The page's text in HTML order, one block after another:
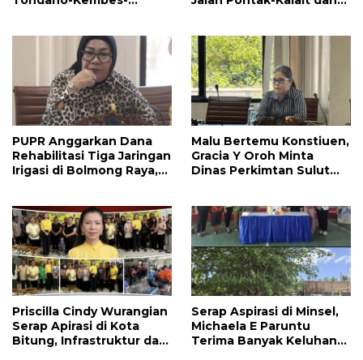
PUPR Anggarkan Dana
Rehabilitasi Tiga Jaringan
Irigasi di Bolmong Raya,
Malu Bertemu Konstiuen,
Gracia Y Oroh Minta
Dinas Perkimtan Sulut
Jalan di Tandengan I
Priscilla Cindy Wurangian
Serap Apirasi di Kota
Bitung, Infrastruktur dan
Serap Aspirasi di Minsel,
Michaela E Paruntu
Terima Banyak Keluhan